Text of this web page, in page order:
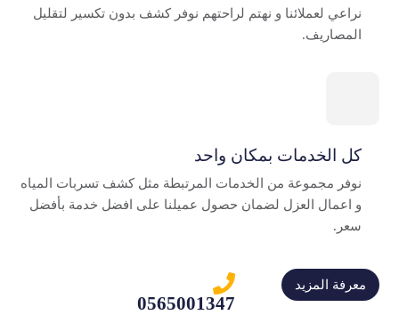
نراعي لعملائنا و نهتم لراحتهم نوفر كشف بدون تكسير لتقليل
المصاريف.
كل الخدمات بمكان واحد
نوفر مجموعة من الخدمات المرتبطة مثل كشف تسربات المياه
و اعمال العزل لضمان حصول عميلنا على افضل خدمة بأفضل
سعر.
معرفة المزيد
0565001347